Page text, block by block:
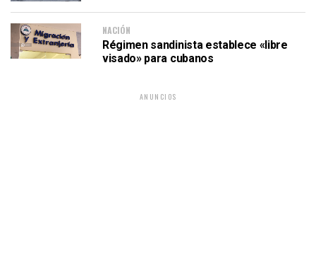
NACIÓN
Régimen sandinista establece «libre
visado» para cubanos
ANUNCIOS